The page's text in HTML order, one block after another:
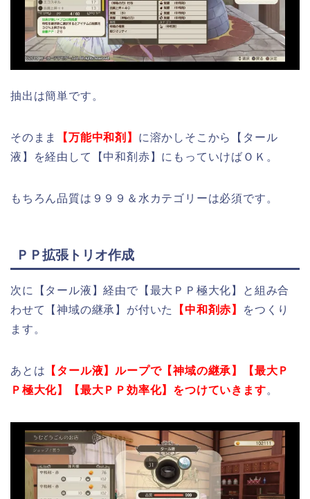
抽出は簡単です。
そのまま 【万能中和剤】 に溶かしそこから【タール
液】を経由して【中和剤赤】にもっていけばＯＫ。
もちろん品質は９９９＆水カテゴリーは必須です。
ＰＰ拡張トリオ作成
次に【タール液】経由で【最大ＰＰ極大化】と組み合
わせて【神域の継承】が付いた
【中和剤赤】
をつくり
ます。
あとは 【タール液】ループで【神域の継承】【最大Ｐ
Ｐ極大化】【最大ＰＰ効率化】 をつけていきます。